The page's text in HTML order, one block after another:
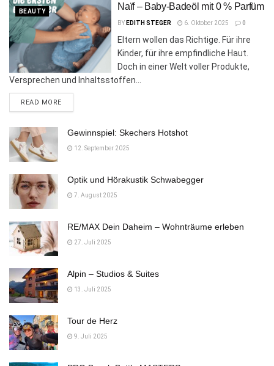
BEAUTY Naïf – Baby-Badeöl mit 0 % Parfüm
BY EDITH STEGER 6. Oktober 2025 0
Eltern wollen das Richtige. Für ihre
Kinder, für ihre empfindliche Haut.
Doch in einer Welt voller Produkte,
Versprechen und Inhaltsstoffen...
READ MOREDETAILS
Gewinnspiel: Skechers Hotshot
12. September 2025
Optik und Hörakustik Schwabegger
7. August 2025
RE/MAX Dein Daheim – Wohnträume erleben
27. Juli 2025
Alpin – Studios & Suites
13. Juli 2025
Tour de Herz
9. Juli 2025